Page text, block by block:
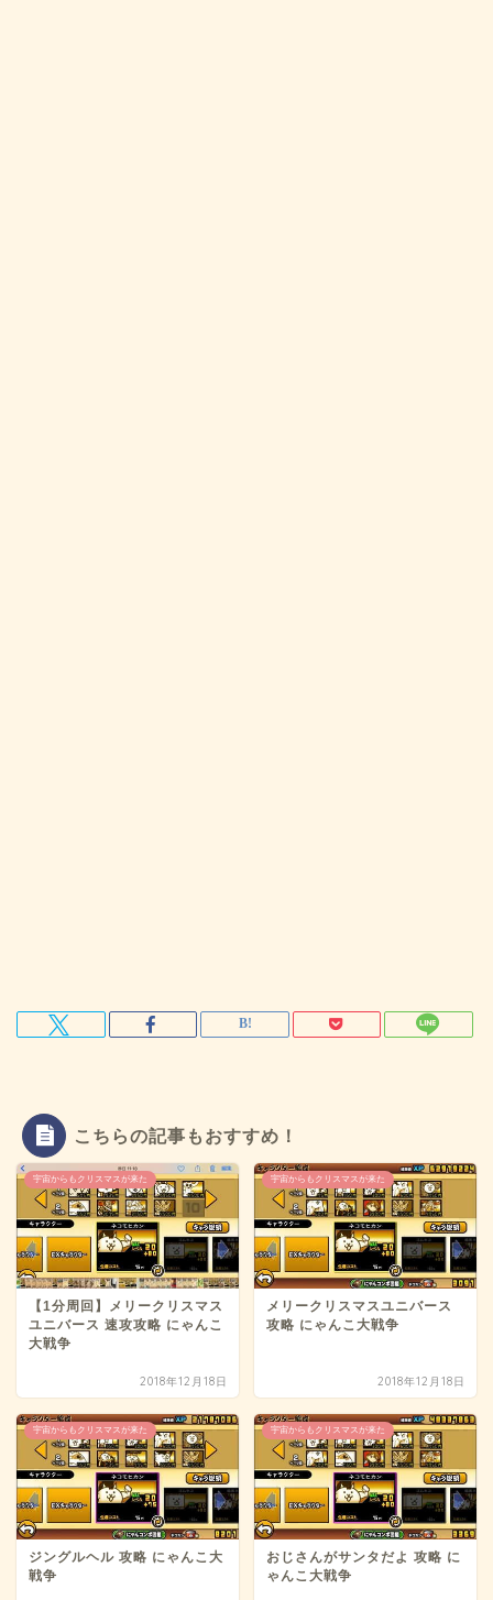
こちらの記事もおすすめ！
宇宙からもクリスマスが来た
【1分周回】メリークリスマス
ユニバース 速攻攻略 にゃんこ
大戦争
2018年12月18日
宇宙からもクリスマスが来た
メリークリスマスユニバース
攻略 にゃんこ大戦争
2018年12月18日
宇宙からもクリスマスが来た
ジングルヘル 攻略 にゃんこ大
戦争
宇宙からもクリスマスが来た
おじさんがサンタだよ 攻略 に
ゃんこ大戦争